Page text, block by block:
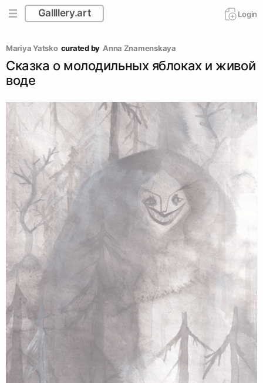
Gallllery.art Login
Mariya Yatsko curated by Anna Znamenskaya
Сказка о молодильных яблоках и живой
воде